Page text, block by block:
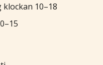
10–18